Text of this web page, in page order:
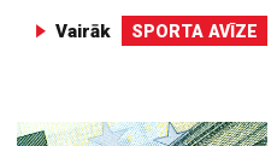
Vairāk SPORTA AVĪZE